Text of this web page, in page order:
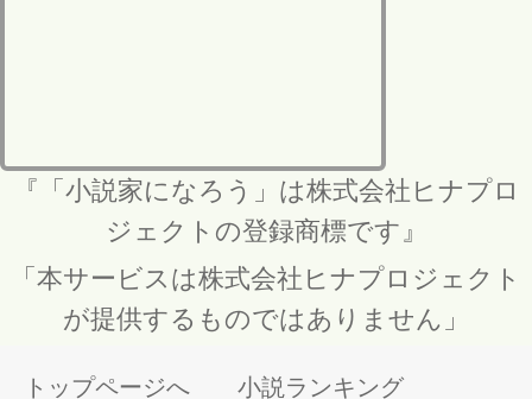
『「小説家になろう」は株式会社ヒナプロ
ジェクトの登録商標です』
「本サービスは株式会社ヒナプロジェクト
が提供するものではありません」
トップページへ 小説ランキング